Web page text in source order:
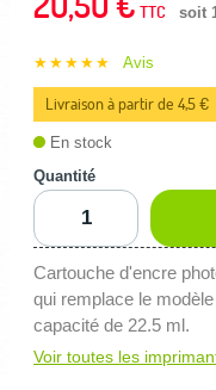
TTC soit
★★★★★ Avis
Livraison à partir de 4,5 €
En stock
Quantité
Cartouche d'encre
qui remplace le
capacité de 22.5 ml.
Voir toutes les